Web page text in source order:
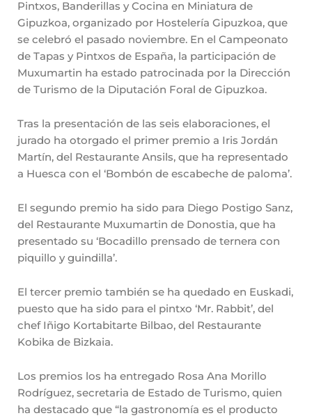
Pintxos, Banderillas y Cocina en Miniatura de
Gipuzkoa, organizado por Hostelería Gipuzkoa, que
se celebró el pasado noviembre. En el Campeonato
de Tapas y Pintxos de España, la participación de
Muxumartin ha estado patrocinada por la Dirección
de Turismo de la Diputación Foral de Gipuzkoa.
Tras la presentación de las seis elaboraciones, el
jurado ha otorgado el primer premio a Iris Jordán
Martín, del Restaurante Ansils, que ha representado
a Huesca con el ‘Bombón de escabeche de paloma’.
El segundo premio ha sido para Diego Postigo Sanz,
del Restaurante Muxumartin de Donostia, que ha
presentado su ‘Bocadillo prensado de ternera con
piquillo y guindilla’.
El tercer premio también se ha quedado en Euskadi,
puesto que ha sido para el pintxo ‘Mr. Rabbit’, del
chef Iñigo Kortabitarte Bilbao, del Restaurante
Kobika de Bizkaia.
Los premios los ha entregado Rosa Ana Morillo
Rodríguez, secretaria de Estado de Turismo, quien
ha destacado que “la gastronomía es el producto